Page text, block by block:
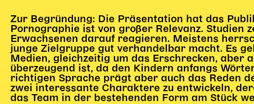
Zur Begründung: Die Präsentation hat das
Pornographie ist von großer Relevanz. Studien
Erwachsenen darauf reagieren. Meistens
junge Zielgruppe gut verhandelbar macht. Es
Medien, gleichzeitig um das Erschrecken, aber
überzeugend ist, da den Kindern anfangs
richtigen Sprache prägt aber auch das Reden
zwei interessante Charaktere zu entwickeln,
das Team in der bestehenden Form am Stück